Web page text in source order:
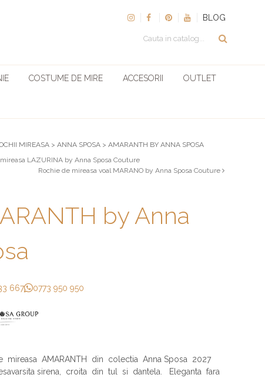
BLOG
COSTUME DE MIRE ACCESORII OUTLET
MIREASA >ANNA SPOSA >AMARANTH BY ANNA SPOSA
LAZURINA by Anna Sposa Couture
Rochie de mireasa voal MARANO by Anna Sposa Couture
by Anna
667 0773 950 950
mireasa AMARANTH din colectia Anna Sposa 2027
sirena, croita din tul si dantela. Eleganta fara